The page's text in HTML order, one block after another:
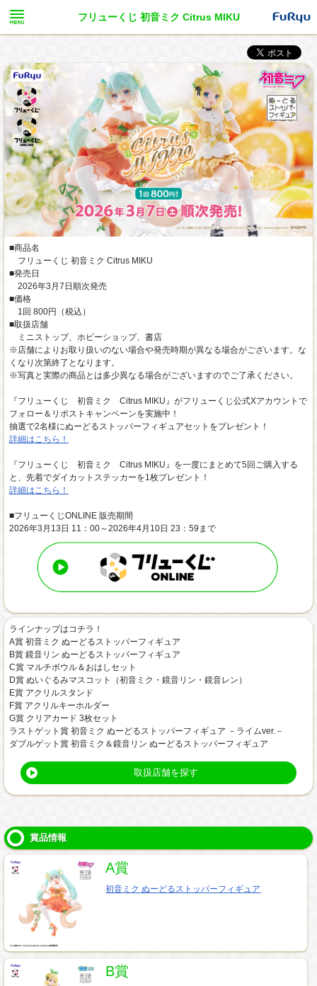
フリューくじ 初音ミク Citrus MIKU
■商品名
フリューくじ 初音ミク Citrus MIKU
■発売日
2026年3月7日順次発売
■価格
1回 800円（税込）
■取扱店舗
ミニストップ、ホビーショップ、書店
※店舗によりお取り扱いのない場合や発売時期が異なる場合がございます。な
くなり次第終了となります。
※写真と実際の商品とは多少異なる場合がございますのでご了承ください。
『フリューくじ 初音ミク Citrus MIKU』がフリューくじ公式Xアカウントで
フォロー＆リポストキャンペーンを実施中！
抽選で2名様にぬーどるストッパーフィギュアセットをプレゼント！
詳細はこちら！
『フリューくじ 初音ミク Citrus MIKU』を一度にまとめて5回ご購入する
と、先着でダイカットステッカーを1枚プレゼント！
詳細はこちら！
■フリューくじONLINE 販売期間
2026年3月13日 11：00～2026年4月10日 23：59まで
ラインナップはコチラ！
A賞 初音ミク ぬーどるストッパーフィギュア
B賞 鏡音リン ぬーどるストッパーフィギュア
C賞 マルチボウル＆おはしセット
D賞 ぬいぐるみマスコット（初音ミク・鏡音リン・鏡音レン）
E賞 アクリルスタンド
F賞 アクリルキーホルダー
G賞 クリアカード 3枚セット
ラストゲット賞 初音ミク ぬーどるストッパーフィギュア －ライムver.－
ダブルゲット賞 初音ミク＆鏡音リン ぬーどるストッパーフィギュア
取扱店舗を探す
賞品情報
A賞
初音ミク ぬーどるストッパーフィギュア
B賞